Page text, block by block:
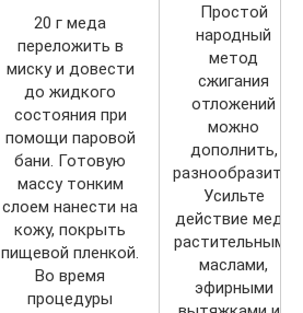
20 г меда
переложить в
миску и довести
до жидкого
состояния при
помощи паровой
бани. Готовую
массу тонким
слоем нанести на
кожу, покрыть
пищевой пленкой.
Во время
процедуры
Простой
народный
метод
сжигания
отложений
можно
дополнить,
разнообразить.
Усильте
действие меда
растительными
маслами,
эфирными